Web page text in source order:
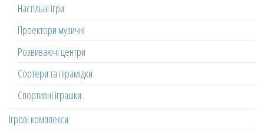
Настільні ігри
Проектори музичні
Розвиваючі центри
Сортери та пірамідки
Спортивні іграшки
Ігрові комплекси